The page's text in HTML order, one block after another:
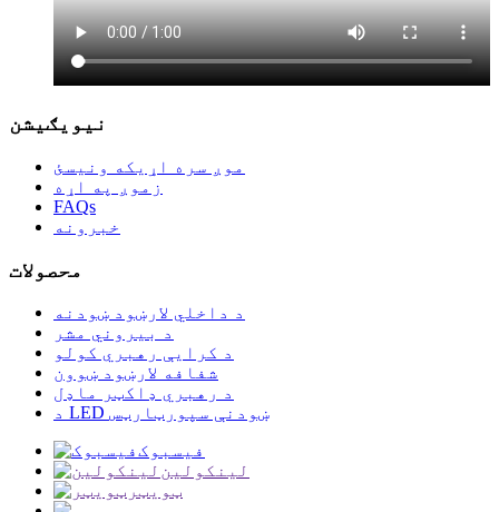
نیویګیشن
موږ سره اړیکه ونیسئ
زموږ په اړه
FAQs
خبرونه
محصولات
د داخلي لارښود ښودنه
د بیروني مشر
د کرایې رهبري کولو
شفافه لارښود ښوون
د رهبري ډاکټر ماډل
د LED ښودنې سپورټارټس
فیسبوک
لینکولین
ټویټر